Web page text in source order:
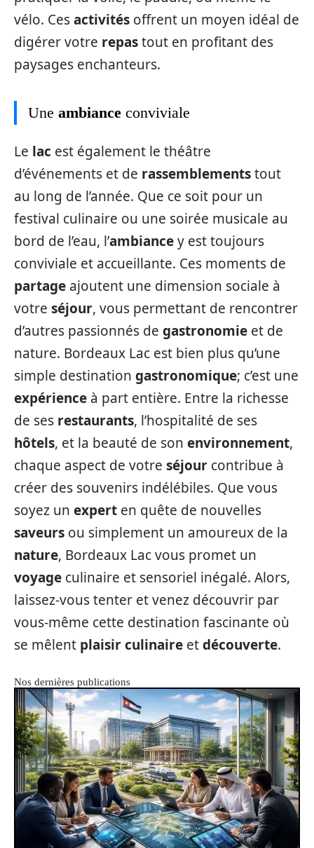
vélo. Cesactivités offrent un moyen idéal de
digérer votre repastout en profitant des
paysages enchanteurs.
Une ambiance conviviale
Le lac est également le théâtre
d’événements et de rassemblementstout
au long de l’année. Que ce soit pour un
festival culinaire ou une soirée musicale au
bord de l’eau, l’ambiancey est toujours
conviviale et accueillante. Ces moments de
partage ajoutent une dimension sociale à
votre séjour, vous permettant de rencontrer
d’autres passionnés de gastronomie et de
nature. Bordeaux Lac est bien plus qu’une
simple destination gastronomique; c’est une
expérience à part entière. Entre la richesse
de ses restaurants, l’hospitalité de ses
hôtels, et la beauté de son environnement,
chaque aspect de votre séjour contribue à
créer des souvenirs indélébiles. Que vous
soyez un expert en quête de nouvelles
saveurs ou simplement un amoureux de la
nature, Bordeaux Lac vous promet un
voyage culinaire et sensoriel inégalé. Alors,
laissez-vous tenter et venez découvrir par
vous-même cette destination fascinante où
se mêlent plaisir culinaire etdécouverte.
Nos dernières publications